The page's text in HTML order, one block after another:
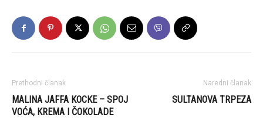
Prethodni članak
MALINA JAFFA KOCKE – SPOJ
VOĆA, KREMA I ČOKOLADE
Naredni članak
SULTANOVA TRPEZA